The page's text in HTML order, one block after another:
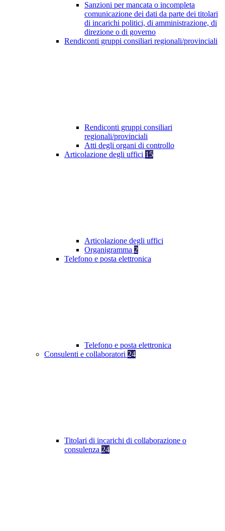
Sanzioni per mancata o incompleta
comunicazione dei dati da parte dei titolari
di incarichi politici, di amministrazione, di
direzione o di governo
Rendiconti gruppi consiliari regionali/provinciali
Rendiconti gruppi consiliari
regionali/provinciali
Atti degli organi di controllo
Articolazione degli uffici 15
Articolazione degli uffici
Organigramma 2
Telefono e posta elettronica
Telefono e posta elettronica
Consulenti e collaboratori 24
Titolari di incarichi di collaborazione o
consulenza 24